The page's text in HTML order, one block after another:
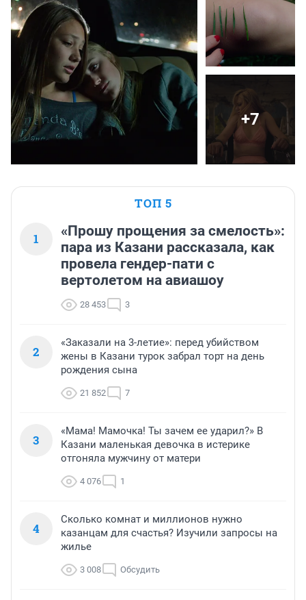
+7
ТОП 5
1
«Прошу прощения за смелость»:
пара из Казани рассказала, как
провела гендер-пати с
вертолетом на авиашоу
28 453 3
2
«Заказали на 3-летие»: перед убийством
жены в Казани турок забрал торт на день
рождения сына
21 852 7
3
«Мама! Мамочка! Ты зачем ее ударил?» В
Казани маленькая девочка в истерике
отгоняла мужчину от матери
4 076 1
4
Сколько комнат и миллионов нужно
казанцам для счастья? Изучили запросы на
жилье
3 008 Обсудить